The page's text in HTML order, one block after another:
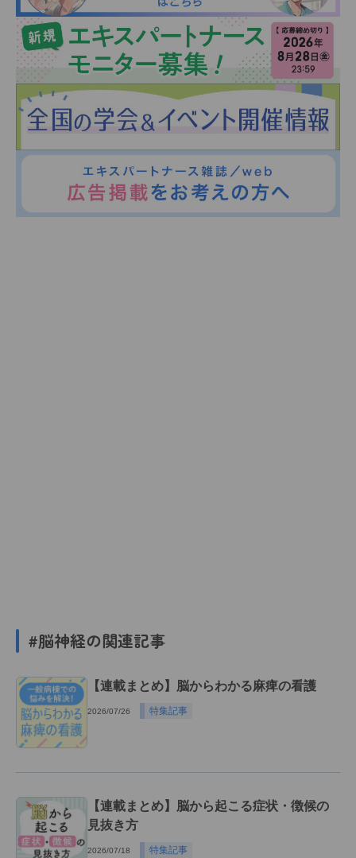
#脳神経の関連記事
【連載まとめ】脳からわかる麻痺の看護
2026/07/26 特集記事
【連載まとめ】脳から起こる症状・徴候の
見抜き方
2026/07/18 特集記事